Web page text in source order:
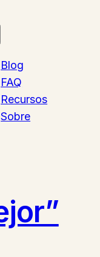
Blog
FAQ
Recursos
Sobre